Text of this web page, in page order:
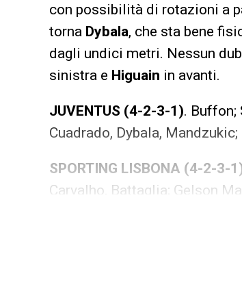
con possibilità di rotazioni a
torna Dybala, che sta bene
dagli undici metri. Nessun
sinistra e Higuain in avanti.
JUVENTUS (4-2-3-1). Buffon;
Cuadrado, Dybala, Mandzukic;
SPORTING LISBONA (4-2-3-
Carvalho, Battaglia; Gelson
: